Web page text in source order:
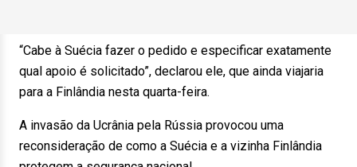
“Cabe à Suécia fazer o pedido e especificar exatamente
qual apoio é solicitado”, declarou ele, que ainda viajaria
para a Finlândia nesta quarta-feira.
A invasão da Ucrânia pela Rússia provocou uma
reconsideração de como a Suécia e a vizinha Finlândia